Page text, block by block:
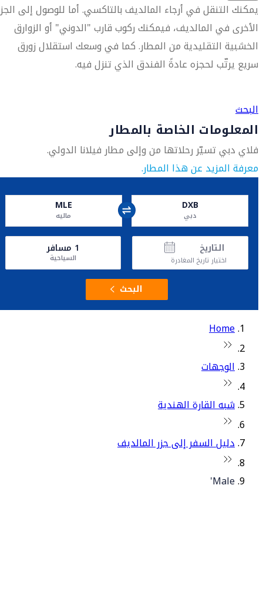
يمكنك التنقل في أرجاء المالديف بالتاكسي. أما للوصول إلى
الأخرى في المالديف، فيمكنك ركوب قارب "الدوني" أو الزوارق
الخشبية التقليدية من المطار. كما في وسعك استقلال زورق
سريع يرتّب لحجزه عادةً الفندق الذي تنزل فيه.
البحث
المعلومات الخاصة بالمطار
فلاي دبي تسيّر رحلاتها من وإلى مطار فيلانا الدولي.
معرفة المزيد عن هذا المطار.
DXB
دبي
MLE
ماليه
التاريخ
اختيار تاريخ المغادرة
1 مسافر
السياحية
البحث
Home
الوجهات
شبه القارة الهندية
دليل السفر إلى جزر المالديف
Male'